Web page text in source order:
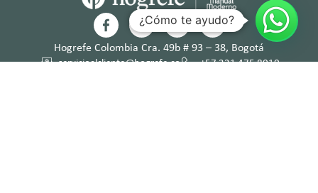
Hogrefe Colombia Cra. 49b # 93 – 38, Bogotá
servicioalcliente@hogrefe.co
+57 321 475 8010
¿Cómo te ayudo?